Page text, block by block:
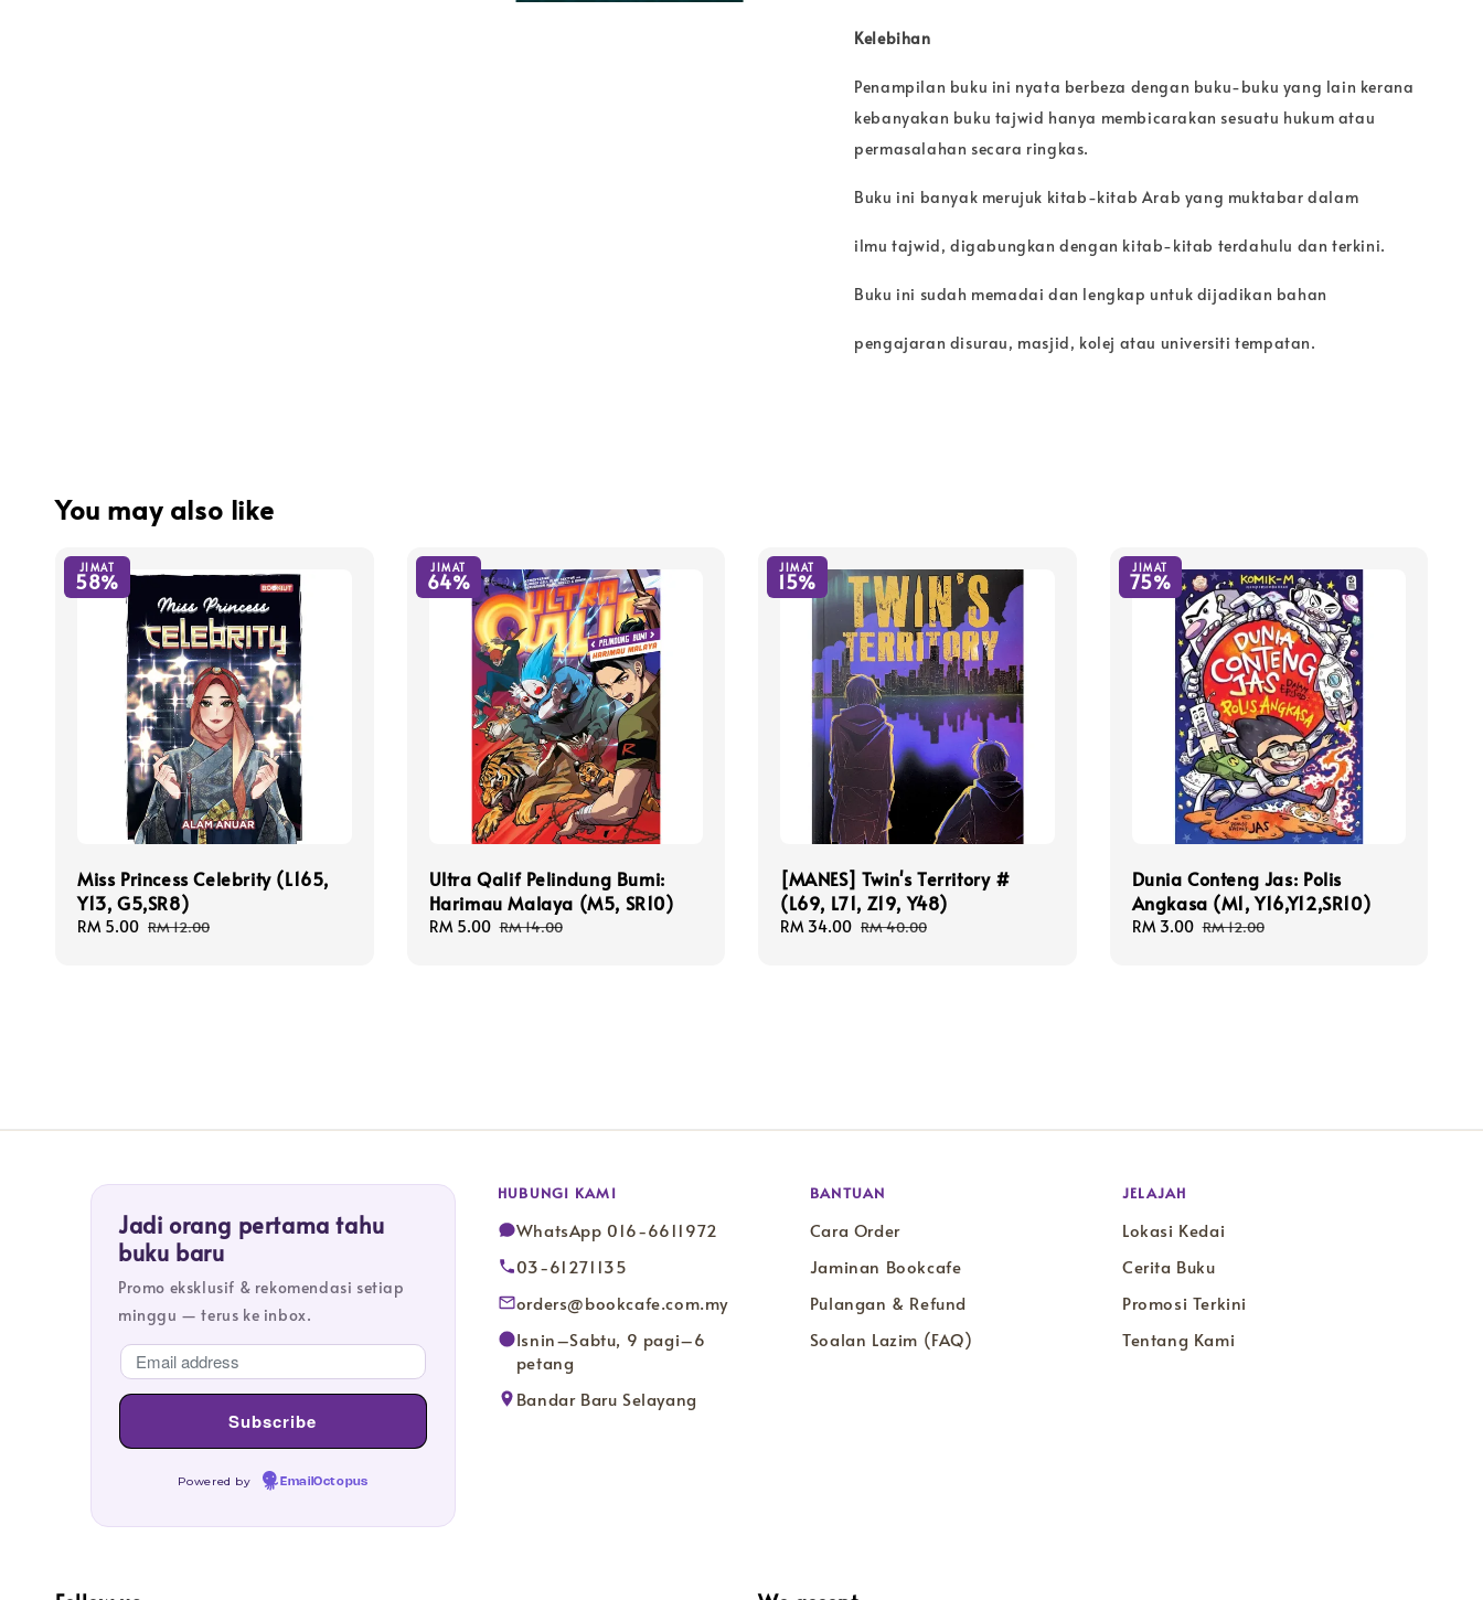
Kelebihan
Penampilan buku ini nyata berbeza dengan buku-buku yang lain kerana
kebanyakan buku tajwid hanya membicarakan sesuatu hukum atau
permasalahan secara ringkas.
Buku ini banyak merujuk kitab-kitab Arab yang muktabar dalam
ilmu tajwid, digabungkan dengan kitab-kitab terdahulu dan terkini.
Buku ini sudah memadai dan lengkap untuk dijadikan bahan
pengajaran disurau, masjid, kolej atau universiti tempatan.
You may also like
JIMAT
58%
Miss Princess Celebrity (L165,
Y13, G5,SR8)
Sale
RM 5.00 Regular
RM 12.00
JIMAT
64%
Ultra Qalif Pelindung Bumi:
Harimau Malaya (M5, SR10)
Sale
RM 5.00 Regular
RM 14.00
JIMAT
15%
[MANES] Twin's Territory #
(L69, L71, Z19, Y48)
Sale
RM 34.00 Regular
RM 40.00
JIMAT
75%
Dunia Conteng Jas: Polis
Angkasa (M1, Y16,Y12,SR10)
Sale
RM 3.00 Regular
RM 12.00
Jadi orang pertama tahu
buku baru
Promo eksklusif & rekomendasi setiap
minggu — terus ke inbox.
Powered by EmailOctopus
HUBUNGI KAMI
WhatsApp 016-6611972
03-61271135
orders@bookcafe.com.my
Isnin–Sabtu, 9 pagi–6
petang
Bandar Baru Selayang
BANTUAN
Cara Order
Jaminan Bookcafe
Pulangan & Refund
Soalan Lazim (FAQ)
JELAJAH
Lokasi Kedai
Cerita Buku
Promosi Terkini
Tentang Kami